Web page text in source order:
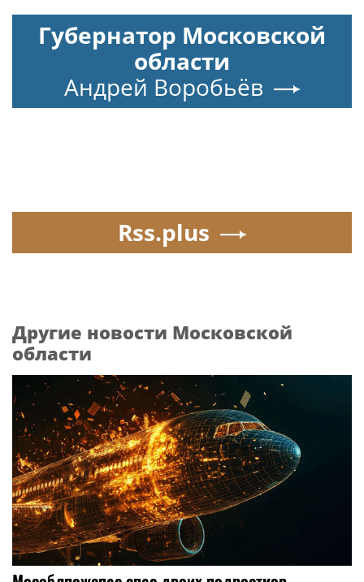
Губернатор Московской
области
Андрей Воробьёв
Rss.plus
Другие новости Московской
области